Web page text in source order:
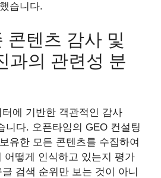
습니다.
콘텐츠 감사 및
과의 관련성 분
에 기반한 객관적인 감사
니다. 오픈타임의 GEO 컨설팅
유한 모든 콘텐츠를 수집하여
어떻게 인식하고 있는지 평가
검색 순위만 보는 것이 아니